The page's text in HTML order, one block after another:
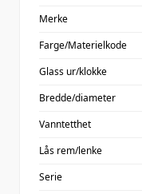
Merke
Farge/Materielkode
Glass ur/klokke
Bredde/diameter
Vanntetthet
Lås rem/lenke
Serie